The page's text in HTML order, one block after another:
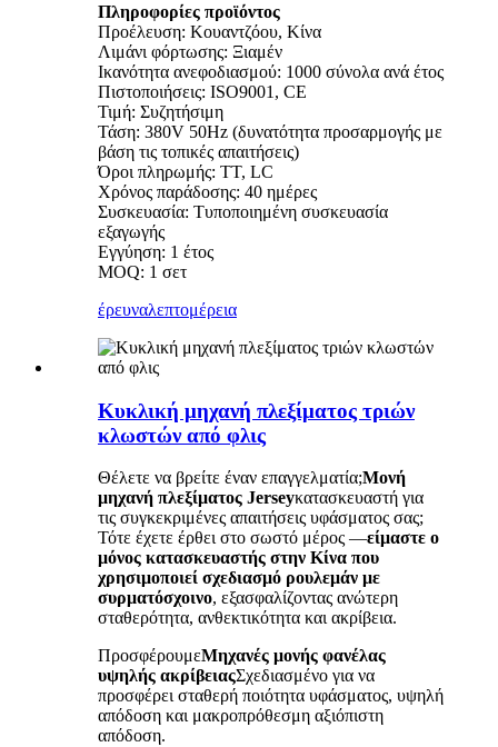
Πληροφορίες προϊόντος
Προέλευση: Κουαντζόου, Κίνα
Λιμάνι φόρτωσης: Ξιαμέν
Ικανότητα ανεφοδιασμού: 1000 σύνολα ανά έτος
Πιστοποιήσεις: ISO9001, CE
Τιμή: Συζητήσιμη
Τάση: 380V 50Hz (δυνατότητα προσαρμογής με
βάση τις τοπικές απαιτήσεις)
Όροι πληρωμής: TT, LC
Χρόνος παράδοσης: 40 ημέρες
Συσκευασία: Τυποποιημένη συσκευασία
εξαγωγής
Εγγύηση: 1 έτος
MOQ: 1 σετ
έρευναλεπτομέρεια
Κυκλική μηχανή πλεξίματος τριών
κλωστών από φλις
Θέλετε να βρείτε έναν επαγγελματία;Μονή
μηχανή πλεξίματος Jerseyκατασκευαστή για
τις συγκεκριμένες απαιτήσεις υφάσματος σας;
Τότε έχετε έρθει στο σωστό μέρος —είμαστε ο
μόνος κατασκευαστής στην Κίνα που
χρησιμοποιεί σχεδιασμό ρουλεμάν με
συρματόσχοινο, εξασφαλίζοντας ανώτερη
σταθερότητα, ανθεκτικότητα και ακρίβεια.
ΠροσφέρουμεΜηχανές μονής φανέλας
υψηλής ακρίβειαςΣχεδιασμένο για να
προσφέρει σταθερή ποιότητα υφάσματος, υψηλή
απόδοση και μακροπρόθεσμη αξιόπιστη
απόδοση.